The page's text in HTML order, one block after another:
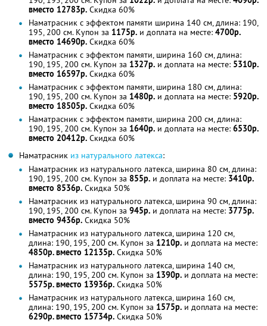
вместо 12783р. Скидка 60%
Наматрасник с эффектом памяти ширина 140 см, длина: 190,
195, 200 см. Купон за 1175р. и доплата на месте: 4700р.
вместо 14690р. Скидка 60%
Наматрасник с эффектом памяти, ширина 160 см, длина:
190, 195, 200 см. Купон за 1327р. и доплата на месте: 5310р.
вместо 16597р. Скидка 60%
Наматрасник с эффектом памяти, ширина 180 см, длина:
190, 195, 200 см. Купон за 1480р. и доплата на месте: 5920р.
вместо 18505р. Скидка 60%
Наматрасник с эффектом памяти, ширина 200 см, длина:
190, 195, 200 см. Купон за 1640р. и доплата на месте: 6530р.
вместо 20412р. Скидка 60%
Наматрасник из натурального латекса:
Наматрасник из натурального латекса, ширина 80 см, длина:
190, 195, 200 см. Купон за 855р. и доплата на месте: 3410р.
вместо 8536р. Скидка 50%
Наматрасник из натурального латекса, ширина 90 см, длина:
190, 195, 200 см. Купон за 945р. и доплата на месте: 3775р.
вместо 9436р. Скидка 50%
Наматрасник из натурального латекса, ширина 120 см,
длина: 190, 195, 200 см. Купон за 1210р. и доплата на месте:
4850р. вместо 12135р. Скидка 50%
Наматрасник из натурального латекса, ширина 140 см,
длина: 190, 195, 200 см. Купон за 1390р. и доплата на месте:
5575р. вместо 13936р. Скидка 50%
Наматрасник из натурального латекса, ширина 160 см,
длина: 190, 195, 200 см. Купон за 1575р. и доплата на месте:
6290р. вместо 15734р. Скидка 50%